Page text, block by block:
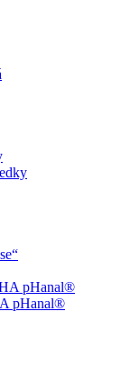
pHanal®
pHanal®